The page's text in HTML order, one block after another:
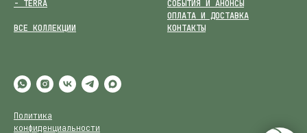
- TERRA
ВСЕ КОЛЛЕКЦИИ
СОБЫТИЯ И АНОНСЫ
ОПЛАТА И ДОСТАВКА
КОНТАКТЫ
Политика
конфиденциальности